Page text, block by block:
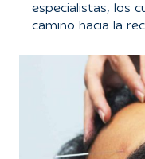
especialistas, los
camino hacia la